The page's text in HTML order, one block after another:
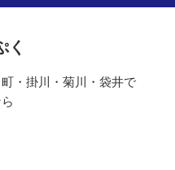
く
・掛川・菊川・袋井で